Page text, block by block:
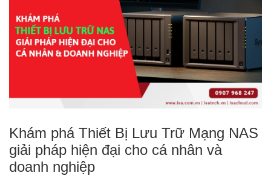
Khám phá Thiết Bị Lưu Trữ Mạng NAS
giải pháp hiện đại cho cá nhân và
doanh nghiệp